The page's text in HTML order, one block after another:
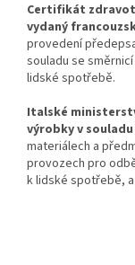
Certifikát
vydaný
provedení
souladu se
lidské spotřebě.
Italské
výrobky v
materiálech a
provozech pro
k lidské spotřebě,